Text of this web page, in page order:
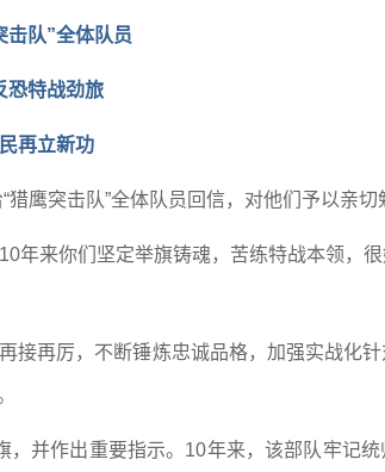
击队”全体队员
恐特战劲旅
再立新功
鹰突击队”全体队员回信，对他们予以亲切
年来你们坚定举旗铸魂，苦练特战本领，
接再厉，不断锤炼忠诚品格，加强实战化
并作出重要指示。10年来，该部队牢记